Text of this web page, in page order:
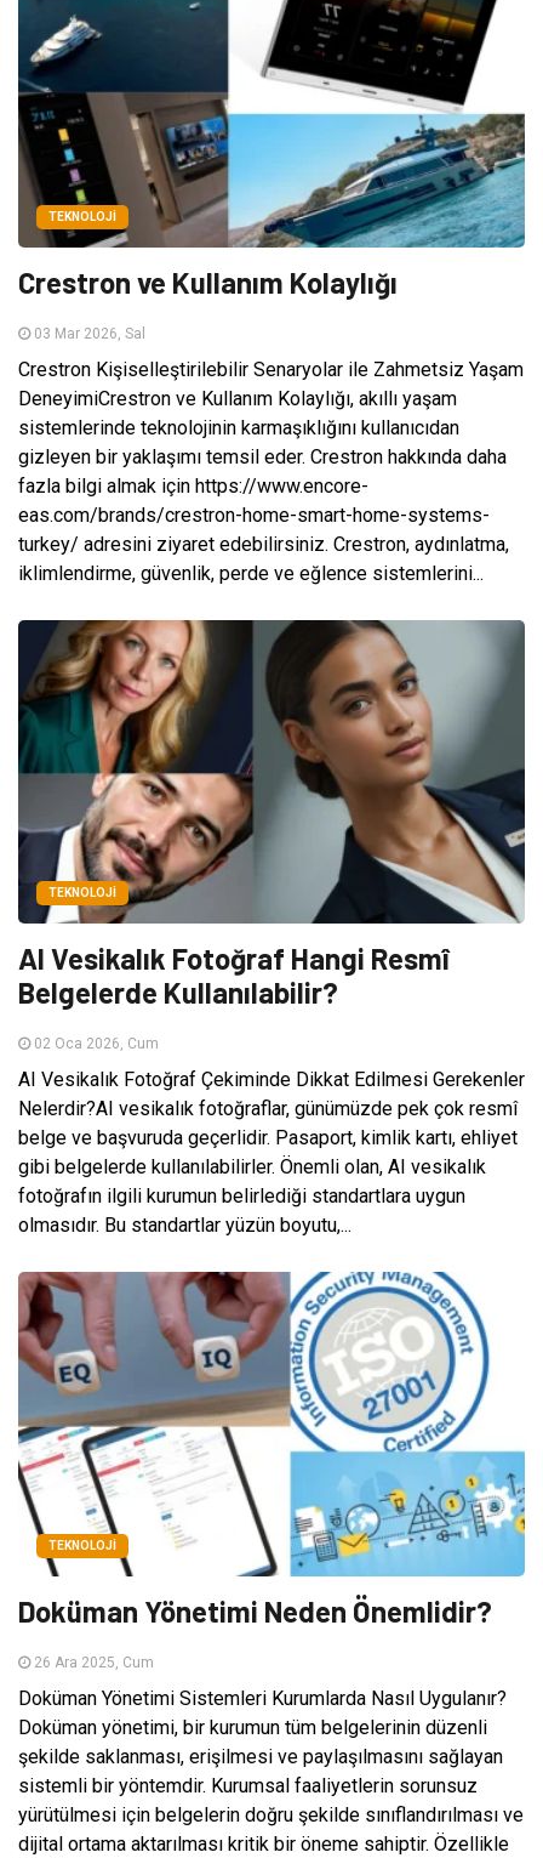
TEKNOLOJI
Crestron ve Kullanım Kolaylığı
03 Mar 2026, Sal
Crestron Kişiselleştirilebilir Senaryolar ile Zahmetsiz Yaşam
DeneyimiCrestron ve Kullanım Kolaylığı, akıllı yaşam
sistemlerinde teknolojinin karmaşıklığını kullanıcıdan
gizleyen bir yaklaşımı temsil eder. Crestron hakkında daha
fazla bilgi almak için https://www.encore-
eas.com/brands/crestron-home-smart-home-systems-
turkey/ adresini ziyaret edebilirsiniz. Crestron, aydınlatma,
iklimlendirme, güvenlik, perde ve eğlence sistemlerini...
TEKNOLOJI
AI Vesikalık Fotoğraf Hangi Resmî
Belgelerde Kullanılabilir?
02 Oca 2026, Cum
AI Vesikalık Fotoğraf Çekiminde Dikkat Edilmesi Gerekenler
Nelerdir?AI vesikalık fotoğraflar, günümüzde pek çok resmî
belge ve başvuruda geçerlidir. Pasaport, kimlik kartı, ehliyet
gibi belgelerde kullanılabilirler. Önemli olan, AI vesikalık
fotoğrafın ilgili kurumun belirlediği standartlara uygun
olmasıdır. Bu standartlar yüzün boyutu,...
TEKNOLOJI
Doküman Yönetimi Neden Önemlidir?
26 Ara 2025, Cum
Doküman Yönetimi Sistemleri Kurumlarda Nasıl Uygulanır?
Doküman yönetimi, bir kurumun tüm belgelerinin düzenli
şekilde saklanması, erişilmesi ve paylaşılmasını sağlayan
sistemli bir yöntemdir. Kurumsal faaliyetlerin sorunsuz
yürütülmesi için belgelerin doğru şekilde sınıflandırılması ve
dijital ortama aktarılması kritik bir öneme sahiptir. Özellikle